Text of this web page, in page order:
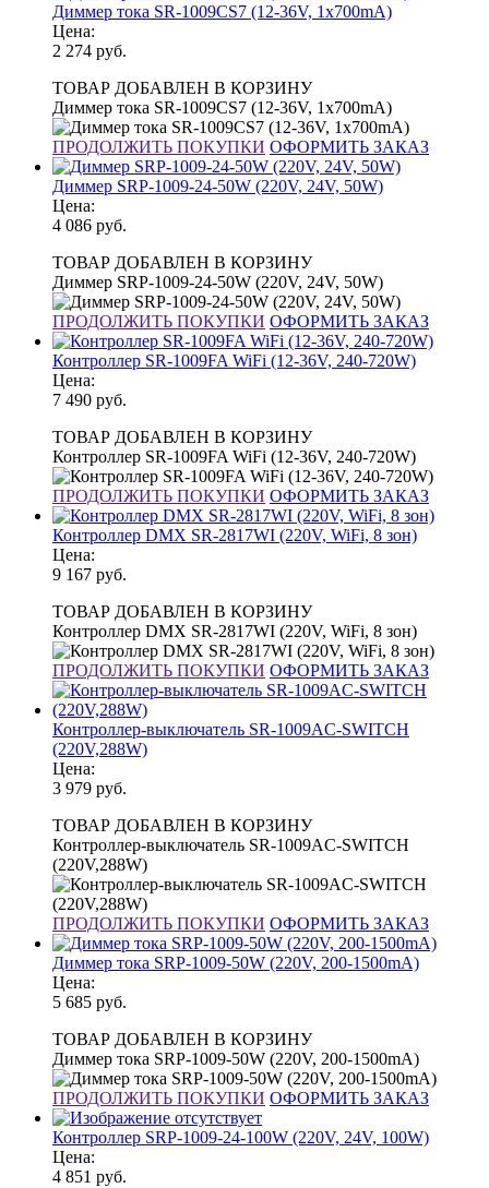
Диммер тока SR-1009CS7 (12-36V, 1x700mA)
Цена:
2 274 руб.
ТОВАР ДОБАВЛЕН В КОРЗИНУ
Диммер тока SR-1009CS7 (12-36V, 1x700mA)
ПРОДОЛЖИТЬ ПОКУПКИ ОФОРМИТЬ ЗАКАЗ
Диммер SRP-1009-24-50W (220V, 24V, 50W)
Цена:
4 086 руб.
ТОВАР ДОБАВЛЕН В КОРЗИНУ
Диммер SRP-1009-24-50W (220V, 24V, 50W)
ПРОДОЛЖИТЬ ПОКУПКИ ОФОРМИТЬ ЗАКАЗ
Контроллер SR-1009FA WiFi (12-36V, 240-720W)
Цена:
7 490 руб.
ТОВАР ДОБАВЛЕН В КОРЗИНУ
Контроллер SR-1009FA WiFi (12-36V, 240-720W)
ПРОДОЛЖИТЬ ПОКУПКИ ОФОРМИТЬ ЗАКАЗ
Контроллер DMX SR-2817WI (220V, WiFi, 8 зон)
Цена:
9 167 руб.
ТОВАР ДОБАВЛЕН В КОРЗИНУ
Контроллер DMX SR-2817WI (220V, WiFi, 8 зон)
ПРОДОЛЖИТЬ ПОКУПКИ ОФОРМИТЬ ЗАКАЗ
Контроллер-выключатель SR-1009AC-SWITCH
(220V,288W)
Цена:
3 979 руб.
ТОВАР ДОБАВЛЕН В КОРЗИНУ
Контроллер-выключатель SR-1009AC-SWITCH
(220V,288W)
ПРОДОЛЖИТЬ ПОКУПКИ ОФОРМИТЬ ЗАКАЗ
Диммер тока SRP-1009-50W (220V, 200-1500mA)
Цена:
5 685 руб.
ТОВАР ДОБАВЛЕН В КОРЗИНУ
Диммер тока SRP-1009-50W (220V, 200-1500mA)
ПРОДОЛЖИТЬ ПОКУПКИ ОФОРМИТЬ ЗАКАЗ
Контроллер SRP-1009-24-100W (220V, 24V, 100W)
Цена:
4 851 руб.